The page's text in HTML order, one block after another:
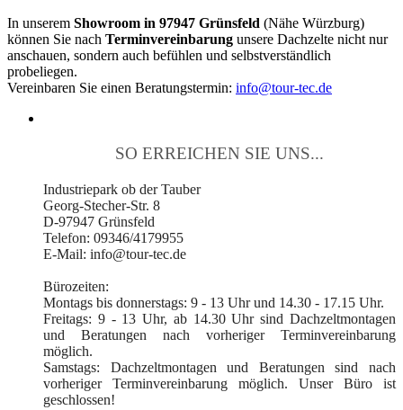
In unserem Showroom in 97947 Grünsfeld (Nähe Würzburg)
können Sie nach Terminvereinbarung unsere Dachzelte nicht nur
anschauen, sondern auch befühlen und selbstverständlich
probeliegen.
Vereinbaren Sie einen Beratungstermin: info@tour-tec.de
SO ERREICHEN SIE UNS...
Industriepark ob der Tauber
Georg-Stecher-Str. 8
D-97947 Grünsfeld
Telefon: 09346/4179955
E-Mail: info@tour-tec.de
Bürozeiten:
Montags bis donnerstags: 9 - 13 Uhr und 14.30 - 17.15 Uhr.
Freitags: 9 - 13 Uhr, ab 14.30 Uhr sind Dachzeltmontagen
und Beratungen nach vorheriger Terminvereinbarung
möglich.
Samstags: Dachzeltmontagen und Beratungen sind nach
vorheriger Terminvereinbarung möglich. Unser Büro ist
geschlossen!